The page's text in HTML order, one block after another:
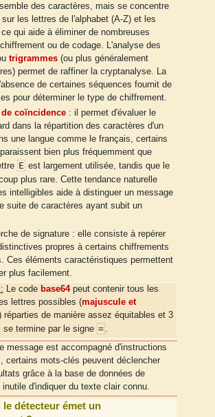
des caractères, mais se concentre
sur les lettres de l'alphabet (A-Z) et les
qui aide à éliminer de nombreuses
ou de codage. L'analyse des
trigrammes (ou plus généralement
permet de raffiner la cryptanalyse. La
de certaines séquences fournit de
pour déterminer le type de chiffrement.
coïncidence: il permet d'évaluer le
dans la répartition des caractères d'un
une langue comme le français, certains
bien plus fréquemment que
E est largement utilisée, tandis que le
plus rare. Cette tendance naturelle
intelligibles aide à distinguer un message
suite de caractères ayant subit un
de signature : elle consiste à repérer
propres à certains chiffrements
Ces éléments caractéristiques permettent
plus facilement.
Le code base64peut contenir tous les
lettres possibles (majuscule et
) réparties de manière assez équitables et 3
termine par le signe = .
message est accompagné d'instructions
certains mots-clés peuvent déclencher
grâce à la base de données de
inutile d'indiquer du texte clair connu.
le détecteur émet un